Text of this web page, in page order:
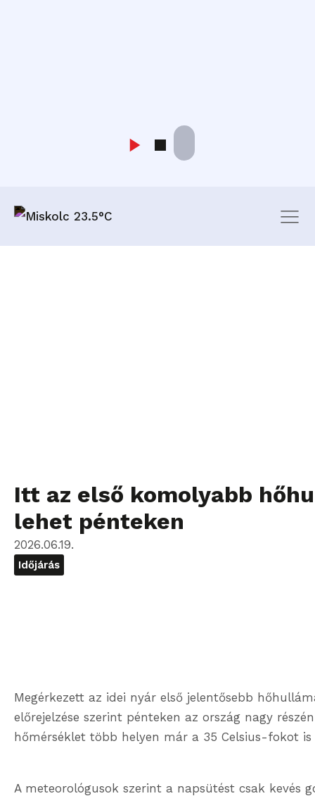
Miskolc 23.5°C
Itt az első komolyabb
lehet pénteken
2026.06.19.
Időjárás
Megérkezett az idei nyár első jelentősebb
előrejelzése szerint pénteken az ország nagy
hőmérséklet több helyen már a 35 Celsius-fokot is
A meteorológusok szerint a napsütést csak kevés